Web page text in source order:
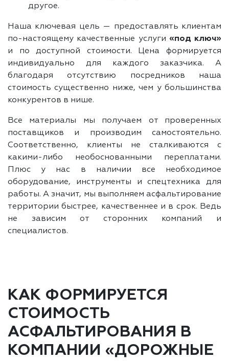
другое.
Наша ключевая цель — предоставлять клиентам
по-настоящему качественные услуги «под ключ»
и по доступной стоимости. Цена формируется
индивидуально для каждого заказчика. А
благодаря отсутствию посредников наша
стоимость существенно ниже, чем у большинства
конкурентов в нише.
Все материалы мы получаем от проверенных
поставщиков и производим самостоятельно.
Соответственно, клиенты не сталкиваются с
какими-либо необоснованными переплатами.
Плюс у нас в наличии все необходимое
оборудование, инструменты и спецтехника для
работы. А значит, мы выполняем асфальтирование
территории быстрее, качественнее и в срок. Ведь
не зависим от сторонних компаний и
специалистов.
КАК ФОРМИРУЕТСЯ
СТОИМОСТЬ
АСФАЛЬТИРОВАНИЯ В
КОМПАНИИ «ДОРОЖНЫЕ